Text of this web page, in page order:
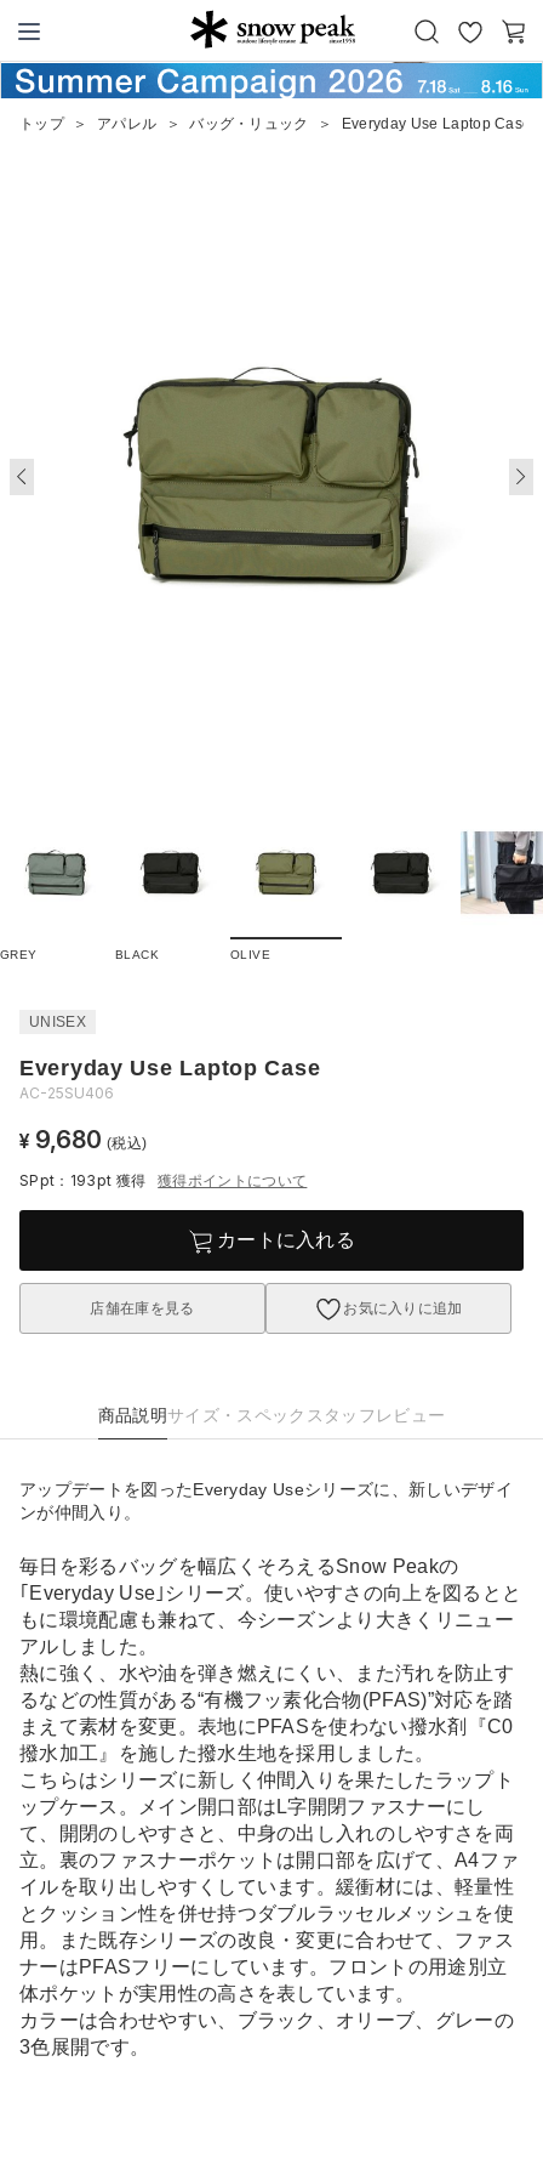
Snow Peak
お
気
カ
ー
トップ ＞ アパレル ＞ バッグ・リュック ＞ Everyday Use Laptop Case
GREY BLACK OLIVE
UNISEX
Everyday Use Laptop Case
AC-25SU406
¥ 9,680 (税込)
SPpt：193pt 獲得 獲得ポイントについて
カートに入れる
店舗在庫を見る お気に入りに追加
商品説明サイズ・スペック スタッフレビュー
アップデートを図ったEveryday Useシリーズに、新しいデザイ
ンが仲間入り。
毎日を彩るバッグを幅広くそろえるSnow Peakの
｢Everyday Use｣シリーズ。使いやすさの向上を図るとと
もに環境配慮も兼ねて、今シーズンより大きくリニュー
アルしました。
熱に強く、水や油を弾き燃えにくい、また汚れを防止す
るなどの性質がある“有機フッ素化合物(PFAS)”対応を踏
まえて素材を変更。表地にPFASを使わない撥水剤『C0
撥水加工』を施した撥水生地を採用しました。
こちらはシリーズに新しく仲間入りを果たしたラップト
ップケース。メイン開口部はL字開閉ファスナーにし
て、開閉のしやすさと、中身の出し入れのしやすさを両
立。裏のファスナーポケットは開口部を広げて、A4ファ
イルを取り出しやすくしています。緩衝材には、軽量性
とクッション性を併せ持つダブルラッセルメッシュを使
用。また既存シリーズの改良・変更に合わせて、ファス
ナーはPFASフリーにしています。フロントの用途別立
体ポケットが実用性の高さを表しています。
カラーは合わせやすい、ブラック、オリーブ、グレーの
3色展開です。